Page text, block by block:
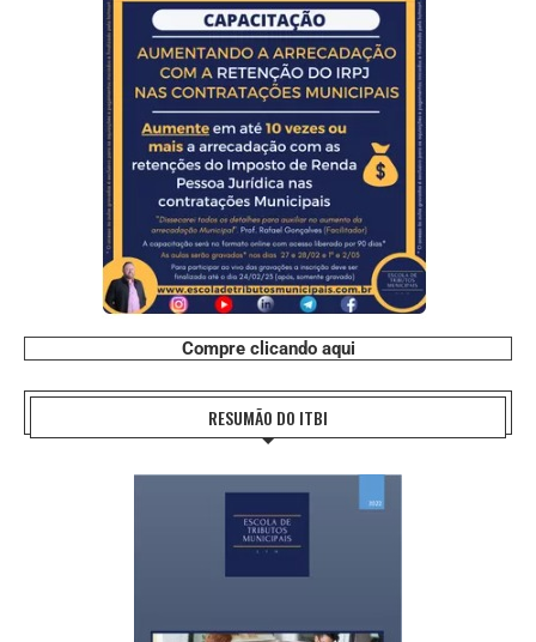
Compre clicando aqui
RESUMÃO DO ITBI